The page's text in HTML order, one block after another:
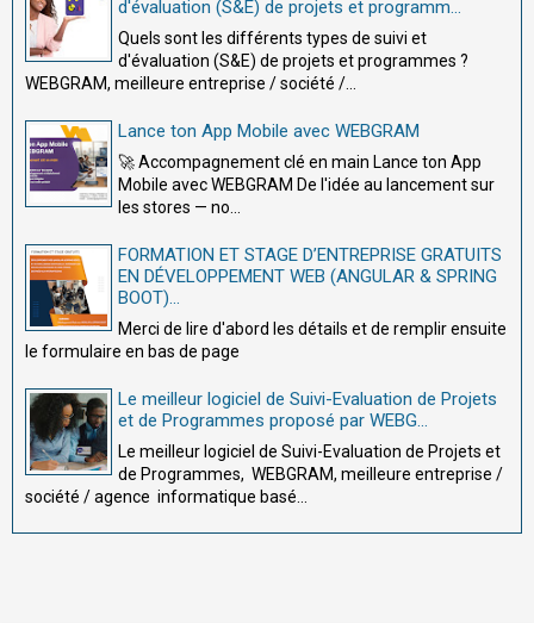
d'évaluation (S&E) de projets et programm...
Quels sont les différents types de suivi et
d'évaluation (S&E) de projets et programmes ?
WEBGRAM, meilleure entreprise / société /...
Lance ton App Mobile avec WEBGRAM
🚀 Accompagnement clé en main Lance ton App
Mobile avec WEBGRAM De l'idée au lancement sur
les stores — no...
FORMATION ET STAGE D’ENTREPRISE GRATUITS
EN DÉVELOPPEMENT WEB (ANGULAR & SPRING
BOOT)...
Merci de lire d'abord les détails et de remplir ensuite
le formulaire en bas de page
Le meilleur logiciel de Suivi-Evaluation de Projets
et de Programmes proposé par WEBG...
Le meilleur logiciel de Suivi-Evaluation de Projets et
de Programmes, WEBGRAM, meilleure entreprise /
société / agence informatique basé...